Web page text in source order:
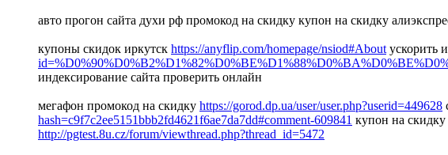
авто прогон сайта духи рф промокод на скидку купон на скидку
купоны скидок иркутск https://anyflip.com/homepage/nsiod#About ускорить
индексирование сайта проверить онлайн
мегафон промокод на скидку https://gorod.dp.ua/user/user.php?userid=449628
hash=c9f7c2ee5151bbb2fd4621f6ae7da7dd#comment-609841 купон на
http://pgtest.8u.cz/forum/viewthread.php?thread_id=5472